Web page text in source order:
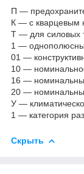
П —
К — с кварцевым
Т — для силовых
1 —
01 —
10 —
16 —
20 —
У —
1 — категория
Скрыть